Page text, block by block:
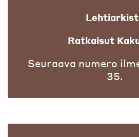
Ratkaisut
Seuraava numero
35.